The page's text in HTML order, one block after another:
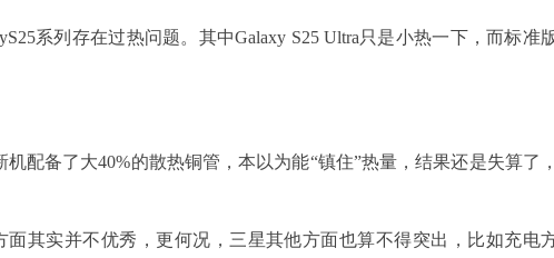
系列存在过热问题。其中Galaxy S25 Ultra只是小热一下，而标准
配备了大40%的散热铜管，本以为能“镇住”热量，结果还是失算了，
面其实并不优秀，更何况，三星其他方面也算不得突出，比如充电